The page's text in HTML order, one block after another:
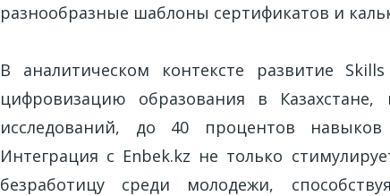
разнообразные шаблоны сертификатов и
В аналитическом контексте развитие
цифровизацию образования в
исследований, до 40 процентов
Интеграция с Enbek.kz не только
безработицу среди молодежи,